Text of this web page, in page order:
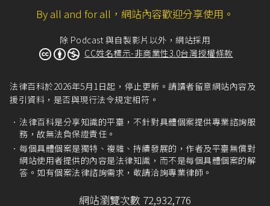
By all and for all，網站內容歡迎分享使用。
除 Podcast 與自製影片以外，網站採用
CC姓名標示-非商業性3.0台灣授權條款
法律百科於2026年5月1日起，停止更新。請讀者留意網站內容及
援引資料，是否與現行法令規定相符。
法律百科是分享知識的平臺，不針對具體個案提供專業諮詢服
務，故無法負保證責任。
每個具體個案是獨特、複雜、持續發展的，作者及平臺無償對
網站使用者提供的內容是法律知識，而不是每個具體個案的解
答。如有個案法律諮詢需求，敬請洽詢專業律師。
網站瀏覽次數 72,932,776